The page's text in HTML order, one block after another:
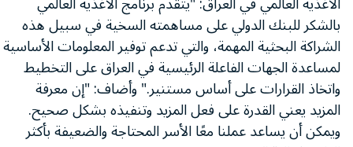
بالشكر للبنك الدولي على مساهمته السخية في سبيل هذه
الشراكة البحثية المهمة، والتي تدعم توفير المعلومات الأساسية
لمساعدة الجهات الفاعلة الرئيسية في العراق على التخطيط
واتخاذ القرارات على أساس مستنير." وأضاف: "إن معرفة
المزيد يعني القدرة على فعل المزيد وتنفيذه بشكل صحيح.
ويمكن أن يساعد عملنا معًا الأسر المحتاجة والضعيفة بأكثر